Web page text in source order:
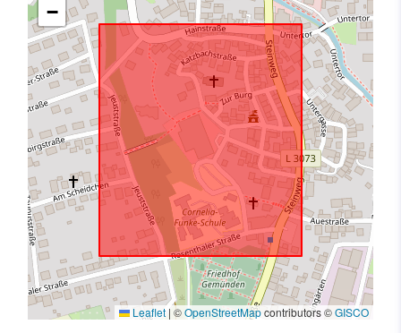
−
Leaflet | ©OpenStreetMapcontributors ©GISCO